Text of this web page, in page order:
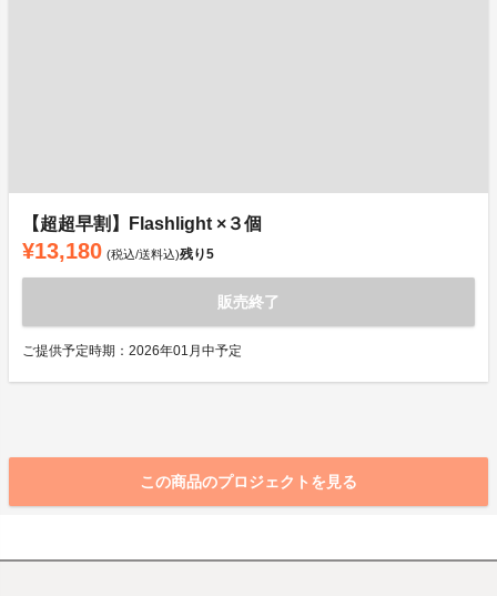
【超超早割】Flashlight ×３個
¥13,180 (税込/送料込)残り5
販売終了
ご提供予定時期：2026年01月中予定
この商品のプロジェクトを見る